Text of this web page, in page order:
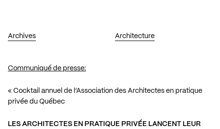
Archives Architecture
Communiqué de presse:
« Cocktail annuel de l’Association des Architectes en pratique
privée du Québec
LES ARCHITECTES EN PRATIQUE PRIVÉE LANCENT LEUR